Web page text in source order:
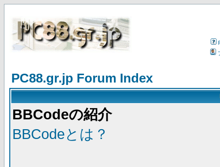
PC88.gr.jp Forum Index
BBCodeの紹介
BBCodeとは？